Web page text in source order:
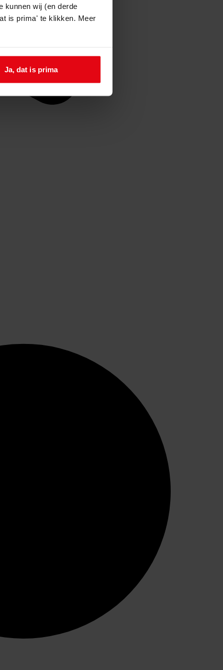
kunnen wij (en derde
is prima' te klikken. Meer
Ja, dat is prima